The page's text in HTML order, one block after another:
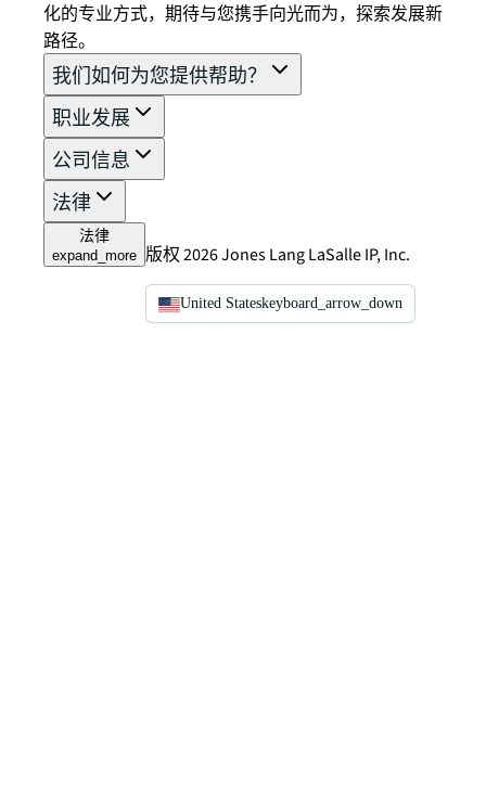
化的专业方式，期待与您携手向光而为，探索发展新
路径。
我们如何为您提供帮助？
职业发展
公司信息
法律
法律
expand_more 版权 2026 Jones Lang LaSalle IP, Inc.
United Stateskeyboard_arrow_down